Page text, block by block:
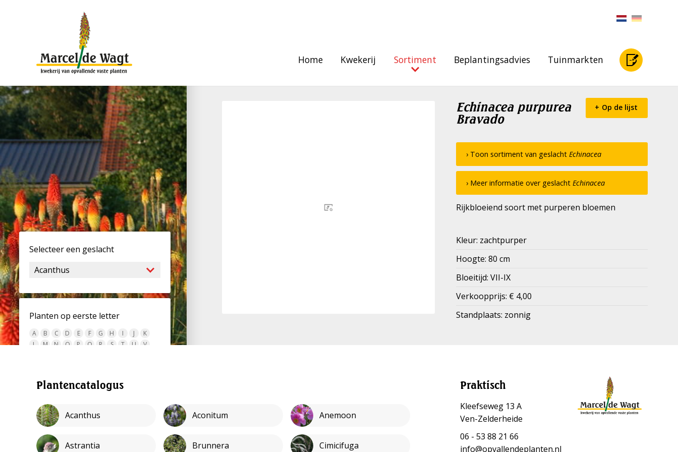
Home Kwekerij Sortiment Beplantingsadvies Tuinmarkten
Selecteer een geslacht
Planten op eerste letter
A B C D E F G H I J
K
L
M N O P Q R S T U
V
Plantencatalogus
Echinacea purpurea
Bravado
Op de lijst
› Toon sortiment van geslachtEchinacea
› Meer informatie over geslachtEchinacea
Rijkbloeiend soort met purperen bloemen
Kleur: zachtpurper
Hoogte: 80 cm
Bloeitijd: VII-IX
Verkoopprijs: € 4,00
Standplaats: zonnig
Plantencatalogus
Acanthus Aconitum Anemoon
Astrantia Brunnera Cimicifuga
Praktisch
Kleefseweg 13 A
Ven-Zelderheide
06 - 53 88 21 66
info@opvallendeplanten.nl